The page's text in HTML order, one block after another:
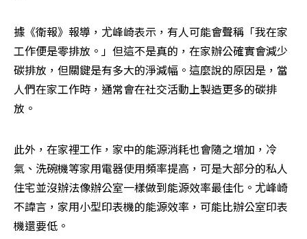
據《衛報》報導，尤峰崎表示，有人可能會聲稱「我在家
工作便是零排放。」但這不是真的，在家辦公確實會減少
碳排放，但關鍵是有多大的淨減幅。這麼說的原因是，當
人們在家工作時，通常會在社交活動上製造更多的碳排
放。
此外，在家裡工作，家中的能源消耗也會隨之增加，冷
氣、洗碗機等家用電器使用頻率提高，可是大部分的私人
住宅並沒辦法像辦公室一樣做到能源效率最佳化。尤峰崎
不諱言，家用小型印表機的能源效率，可能比辦公室印表
機還要低。